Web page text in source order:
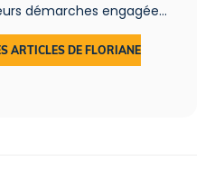
démarches engagées.
leur univers, je mets
d’adopter une pratique
ARTICLES DE FLORIANE